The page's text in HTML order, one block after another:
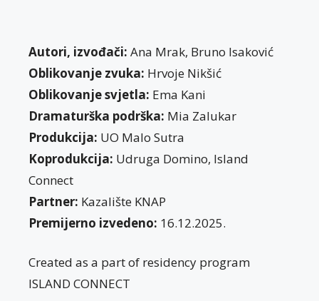
Autori, izvođači: Ana Mrak, Bruno Isaković
Oblikovanje zvuka: Hrvoje Nikšić
Oblikovanje svjetla: Ema Kani
Dramaturška podrška: Mia Zalukar
Produkcija: UO Malo Sutra
Koprodukcija: Udruga Domino, Island
Connect
Partner: Kazalište KNAP
Premijerno izvedeno: 16.12.2025.
Created as a part of residency program
ISLAND CONNECT